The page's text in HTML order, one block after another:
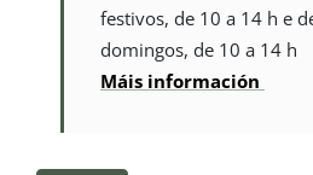
festivos, de 10 a 14 h e
domingos, de 10 a 14 h
Máis información